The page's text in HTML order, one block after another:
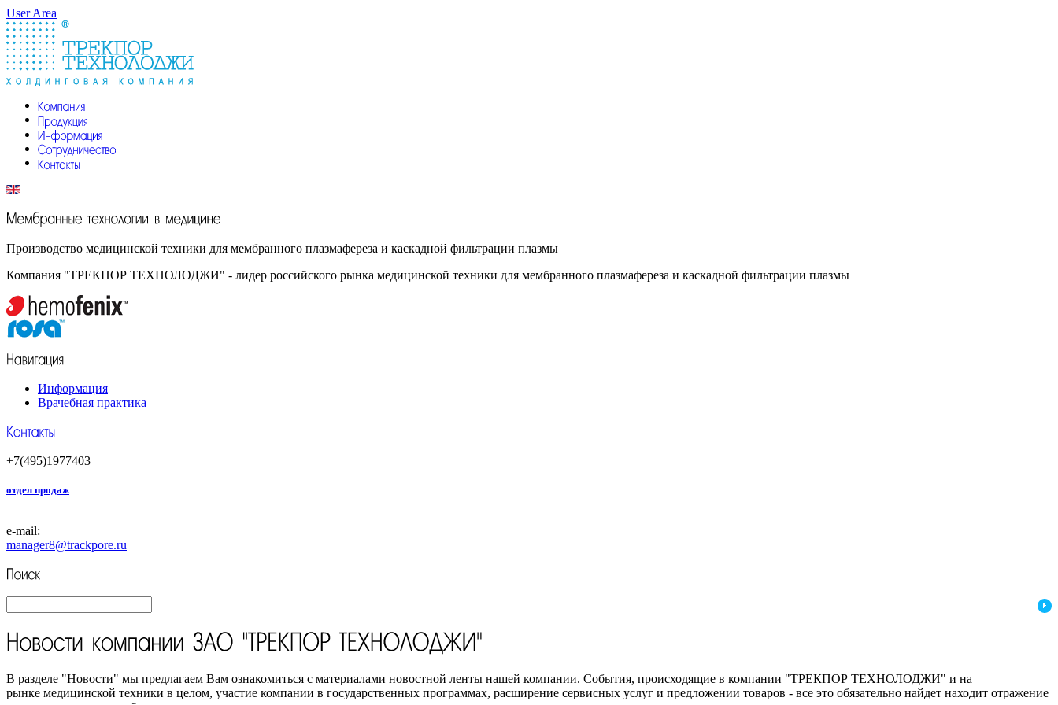
User Area
Производство медицинской техники для мембранного плазмафереза и каскадной фильтрации плазмы
Компания "ТРЕКПОР ТЕХНОЛОДЖИ" - лидер российского рынка медицинской техники для мембранного плазмафереза и каскадной фильтрации плазмы
Информация
Врачебная практика
+7(495)1977403
отдел продаж
e-mail:
manager8@trackpore.ru
В разделе "Новости" мы предлагаем Вам ознакомиться с материалами новостной ленты нашей компании. События, происходящие в компании "ТРЕКПОР ТЕХНОЛОДЖИ" и на
рынке медицинской техники в целом, участие компании в государственных программах, расширение сервисных услуг и предложении товаров - все это обязательно найдет находит отражение